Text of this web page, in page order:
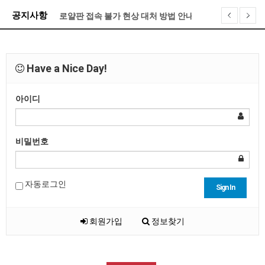
공지사항
로얄판 접속 불가 현상 대처 방법 안내
기프티콘 전환 게시판 오픈 안내
XO카지노 계약 종료 안내
Have a Nice Day!
아이디
비밀번호
자동로그인 Sign In
회원가입 정보찾기